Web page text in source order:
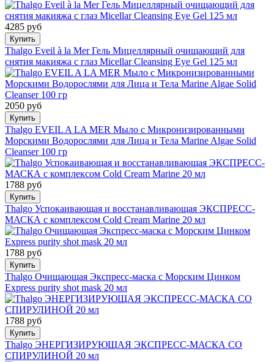
4285 руб
Купить
Thalgo Eveil à la Mer Гель Мицеллярный очищающий для
снятия макияжа с глаз Micellar Cleansing Eye Gel 125 мл
2050 руб
Купить
Thalgo EVEIL A LA MER Мыло с Микронизированными
Морскими Водорослями для Лица и Тела Marine Algae Solid
Cleanser 100 гр
1788 руб
Купить
Thalgo Успокаивающая и восстанавливающая ЭКСПРЕСС-
МАСКА с комплексом Cold Cream Marine 20 мл
1788 руб
Купить
Thalgo Очищающая Экспресс-маска с Морским Цинком
Express purity shot mask 20 мл
1788 руб
Купить
Thalgo ЭНЕРГИЗИРУЮЩАЯ ЭКСПРЕСС-МАСКА СО
СПИРУЛИНОЙ 20 мл